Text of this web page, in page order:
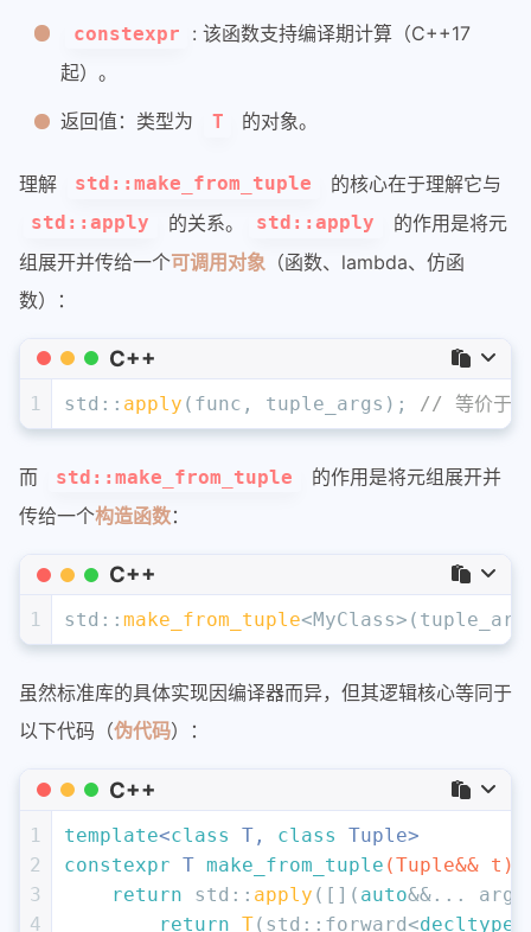
constexpr
: 该函数支持编译期计算（C++17
起）。
返回值：类型为 T 的对象。
理解 std::make_from_tuple 的核心在于理解它与
std::apply 的关系。 std::apply
的作用是将元
组展开并传给一个可调用对象 （函数、lambda、仿函
数）：
C++
1 std:: apply (func, tuple_args); // 等价
而 std::make_from_tuple
的作用是将元组展开并
传给一个构造函数：
C++
1 std:: make_from_tuple
虽然标准库的具体实现因编译器而异，但其逻辑核心等同于
以下代码（伪代码）：
C++
1
2
3
4
template<class T, class
Tuple>
constexpr T make_from_tuple (Tuple&& t)
return std:: apply ([]( auto&&...
return T(std::forward<decltype